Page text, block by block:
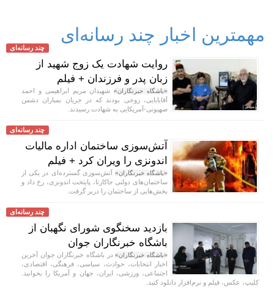
مهمترین اخبار چند رسانه‌ای
چند رسانه‌ای
روایت شهادت یک زوج شهید از
زبان پدر و فرزندان + فیلم
«باشگاه خبرنگاران»شهیدان مریم ابراهیمی و احمد
آقابابایی، زوجی بودند که در جریان بمباران دشمن
صهیونی-آمریکایی به شهادت رسیدند.
چند رسانه‌ای
آتش‌سوزی ساختمان اداره مالیات
اندونزی را ویران کرد + فیلم
«باشگاه خبرنگاران» آتش‌سوزی گسترده‌ای در یکی از
ساختمان‌های دولتی جاکارتا، پایتخت اندونزی، رخ داد و
بخش‌هایی از ساختمان را دربر گرفت.
چند رسانه‌ای
بازدید سخنگوی شورای نگهبان از
باشگاه خبرنگاران جوان
«باشگاه خبرنگاران»در باشگاه خبرنگاران جوان آخرین
اخبار انتخابات، حوادث، سیاسی، فرهنگی، اقتصادی،
اجتماعی، ورزشی، ایران، جهان و آمریکا را بخوانید.
کلیپ، عکس، فیلم و نرم‌افزار دانلود کنید.